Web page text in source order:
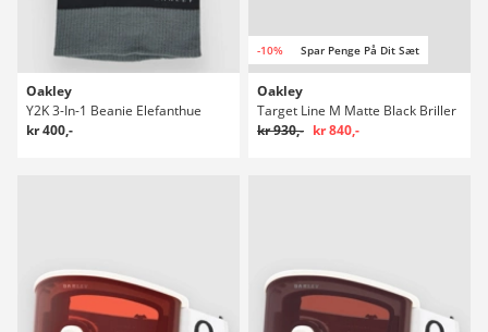
Oakley
Y2K 3-In-1 Beanie Elefanthue
kr 400,-
-10% Spar Penge På Dit Sæt
Oakley
Target Line M Matte Black Briller
kr 930,- kr 840,-